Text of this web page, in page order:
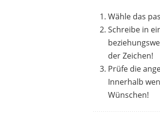
Wähle das
Schreibe in
der Zeichen!
Prüfe die
Innerhalb
Wünschen!